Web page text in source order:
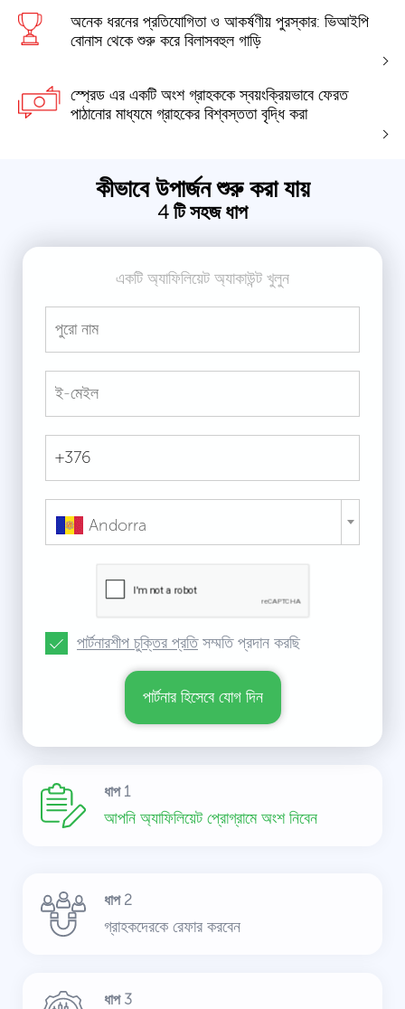
অনেক ধরনের প্রতিযোগিতা ও আকর্ষণীয় পুরস্কার: ভিআইপি
বোনাস থেকে শুরু করে বিলাসবহুল গাড়ি
স্প্রেড এর একটি অংশ গ্রাহককে স্বয়ংক্রিয়ভাবে ফেরত
পাঠানোর মাধ্যমে গ্রাহকের বিশ্বস্ততা বৃদ্ধি করা
কীভাবে উপার্জন শুরু করা যায়
4 টি সহজ ধাপ
ধাপ 1
আপনি অ্যাফিলিয়েট প্রোগ্রামে অংশ নিবেন
ধাপ 2
গ্রাহকদেরকে রেফার করবেন
ধাপ 3
একটি অ্যাফিলিয়েট অ্যাকাউন্ট খুলুন
Andorra
পার্টনারশীপ চুক্তির প্রতিসম্মতি প্রদান করছি
পার্টনার হিসেবে যোগ দিন